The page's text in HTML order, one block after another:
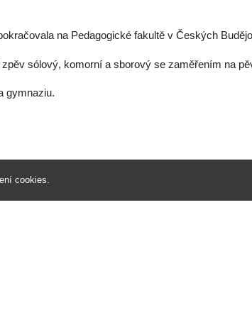
na Pedagogické fakultě v Českých
sólový, komorní a sborový se zaměřením na
gymnaziu.
cookies.